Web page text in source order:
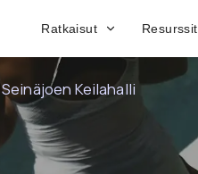
Ratkaisut Resurssit
Seinäjoen Keilahalli